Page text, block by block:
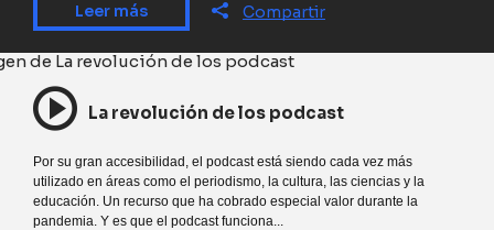
Leer más Compartir
La revolución de los podcast
Por su gran accesibilidad, el podcast está siendo cada vez más
utilizado en áreas como el periodismo, la cultura, las ciencias y la
educación. Un recurso que ha cobrado especial valor durante la
pandemia. Y es que el podcast funciona...